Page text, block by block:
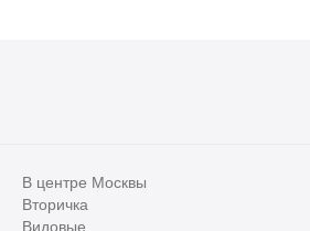
В центре Москвы
Вторичка
Видовые